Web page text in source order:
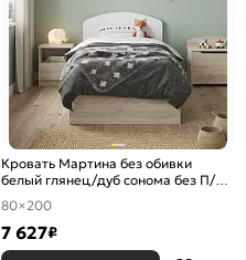
Кровать Мартина без обивки
белый глянец/дуб сонома без П/М
800x2000, изголовье жесткое
80×200
7 627₽